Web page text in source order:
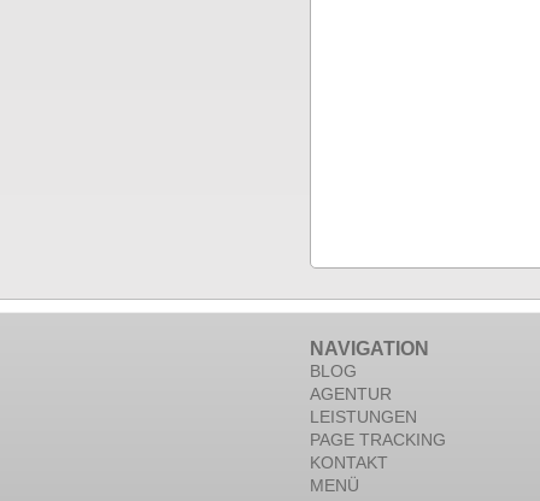
NAVIGATION
BLOG
AGENTUR
LEISTUNGEN
PAGE TRACKING
KONTAKT
MENÜ